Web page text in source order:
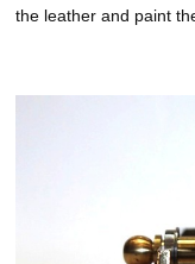
the leather and paint